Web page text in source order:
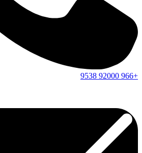
+966
92000
9538